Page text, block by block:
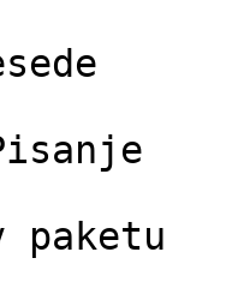
paketu